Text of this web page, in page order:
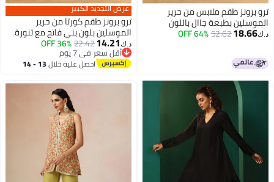
ترو برونز طقم ملابس من حرير
الموسلين بطبعة جاال باللون
البنفسجي والأحمر من
د.ك‏18.66
52.62
64% OFF
عرض التجديد الكبير
ترو برونز طقم كورتا من حرير
الموسلين بلون بني فاتح مع تنورة
واسعة
د.ك‏14.21
22.42
36% OFF
أقل سعر في 7 يوم
أقل سعر في 7 يوماحصل عليه خلال 13 - 14